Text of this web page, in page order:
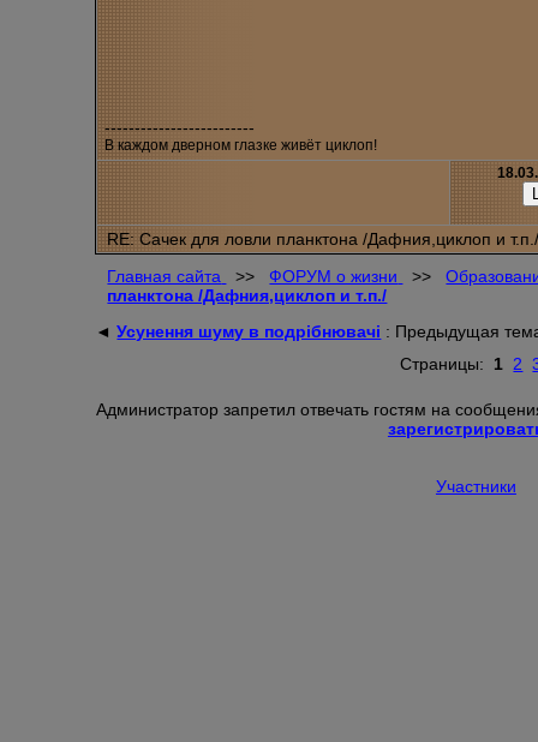
-------------------------
В каждом дверном глазке живёт циклоп!
RE: Сачек для ловли планктона /Дафния,циклоп и
Главная сайта
>> ФОРУМ о жизни >>
планктона /Дафния,циклоп и т.п./
◄Усунення шуму в подрібнювачі : Предыдущая
Страницы: 1 2
Администратор запретил отвечать гостям на
Участники